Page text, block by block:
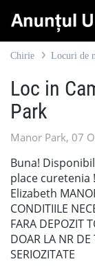
Chirie Locuri de
Loc in
Park
Manor Park, 07
Buna!
place curetenia
Elizabeth
CONDITIILE
FARA DEPOZIT
DOAR LA NR
SERIOZITATE